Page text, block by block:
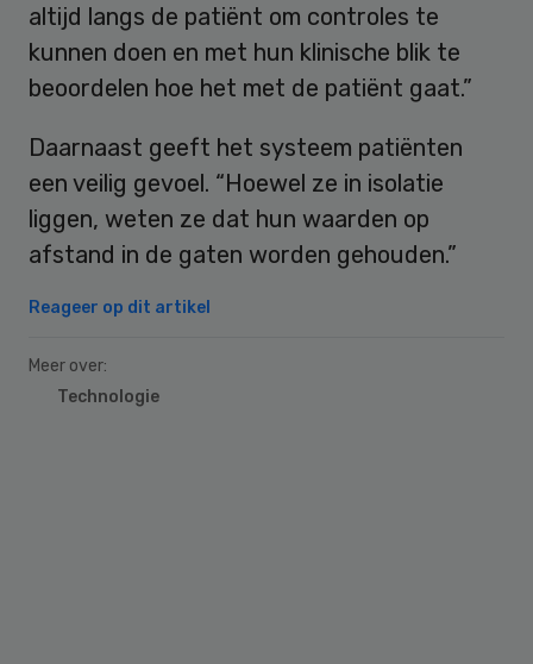
altijd langs de patiënt om controles te
kunnen doen en met hun klinische blik te
beoordelen hoe het met de patiënt gaat.”
Daarnaast geeft het systeem patiënten
een veilig gevoel. “Hoewel ze in isolatie
liggen, weten ze dat hun waarden op
afstand in de gaten worden gehouden.”
Reageer op dit artikel
Meer over:
Technologie